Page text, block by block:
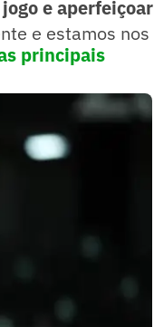
e aperfeiçoar
e estamos nos
principais